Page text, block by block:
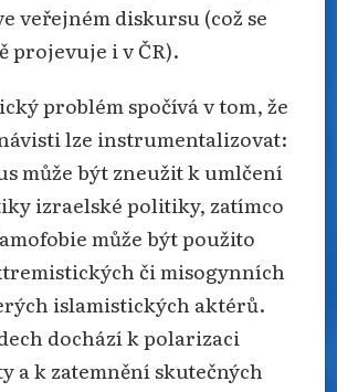
veřejném diskursu (což se
projevuje i v ČR).
problém spočívá v tom, že
lze instrumentalizovat:
může být zneužit k umlčení
izraelské politiky, zatímco
může být použito
či misogynních
islamistických aktérů.
dochází k polarizaci
a k zatemnění skutečných